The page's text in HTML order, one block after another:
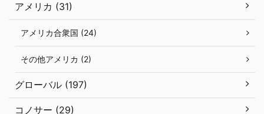
アメリカ (31)
アメリカ合衆国 (24)
その他アメリカ (2)
グローバル (197)
コノサー (29)